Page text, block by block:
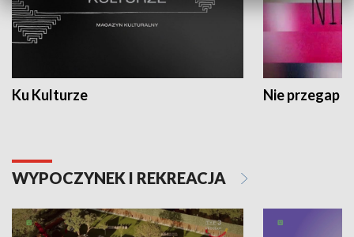
Ku Kulturze Nie przegap
WYPOCZYNEK I REKREACJA